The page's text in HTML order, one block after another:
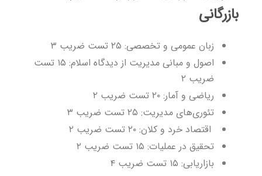
بازرگانی
زبان عمومی و تخصصی: ۲۵ تست ضریب ۳
اصول و مبانی مدیریت از دیدگاه اسلام: ۱۵ تست
ضریب ۲
ریاضی و آمار: ۲۰ تست ضریب ۲
تئوری‌های مدیریت: ۲۵ تست ضریب ۳
اقتصاد خرد و کلان: ۲۰ تست ضریب ۲
تحقیق در عملیات: ۱۵ تست ضریب ۲
بازاریابی: ۱۵ تست ضریب ۴